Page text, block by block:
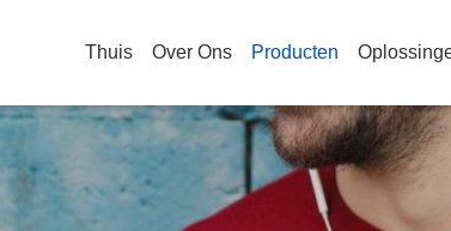
Thuis Over Ons Producten